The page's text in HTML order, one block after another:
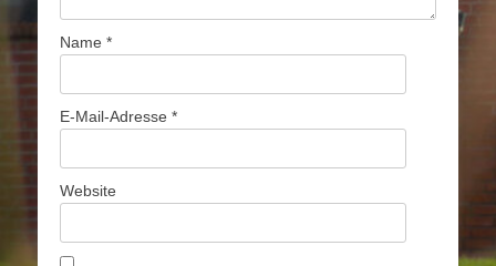
Name *
E-Mail-Adresse *
Website